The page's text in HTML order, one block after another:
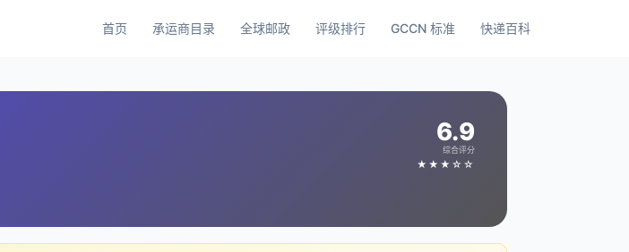
首页 承运商目录 全球邮政 评级排行 GCCN 标准 快递百科
6.9
综合评分
★★★☆☆